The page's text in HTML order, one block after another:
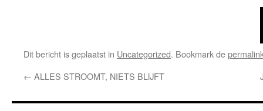
Dit bericht is geplaatst in Uncategorized. Bookmark de
← ALLES STROOMT, NIETS BLIJFT